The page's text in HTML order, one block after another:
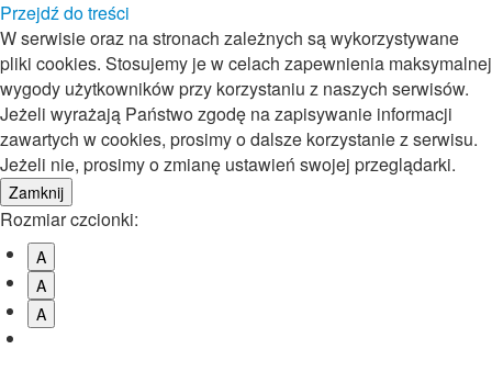
Przejdź do treści
W serwisie oraz na stronach zależnych są wykorzystywane
pliki cookies. Stosujemy je w celach zapewnienia maksymalnej
wygody użytkowników przy korzystaniu z naszych serwisów.
Jeżeli wyrażają Państwo zgodę na zapisywanie informacji
zawartych w cookies, prosimy o dalsze korzystanie z serwisu.
Jeżeli nie, prosimy o zmianę ustawień swojej przeglądarki.
Rozmiar czcionki:
A
A
A